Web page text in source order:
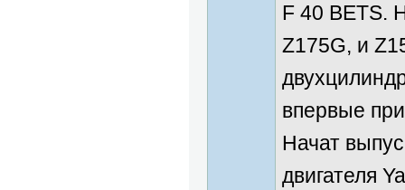
F 40 BETS.
Z175G, и
впервые
Начат
двигателя